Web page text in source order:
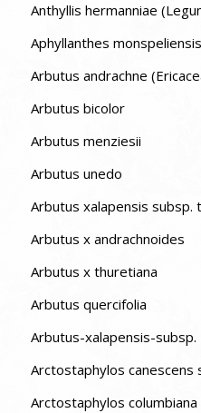
Anthyllis hermanniae
Aphyllanthes
Arbutus andrachne
Arbutus bicolor
Arbutus menziesii
Arbutus unedo
Arbutus xalapensis subsp.
Arbutus x andrachnoides
Arbutus x thuretiana
Arbutus quercifolia
Arbutus-xalapensis-subsp.
Arctostaphylos canescens
Arctostaphylos columbiana